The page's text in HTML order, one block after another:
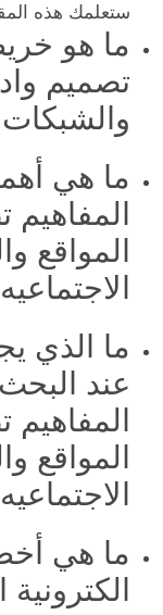
ستعلمك هذه
ما هو
تصميم
والشبكات
ما هي
المفاهيم
المواقع
ما الذي
عند
المفاهيم
المواقع
ما هي